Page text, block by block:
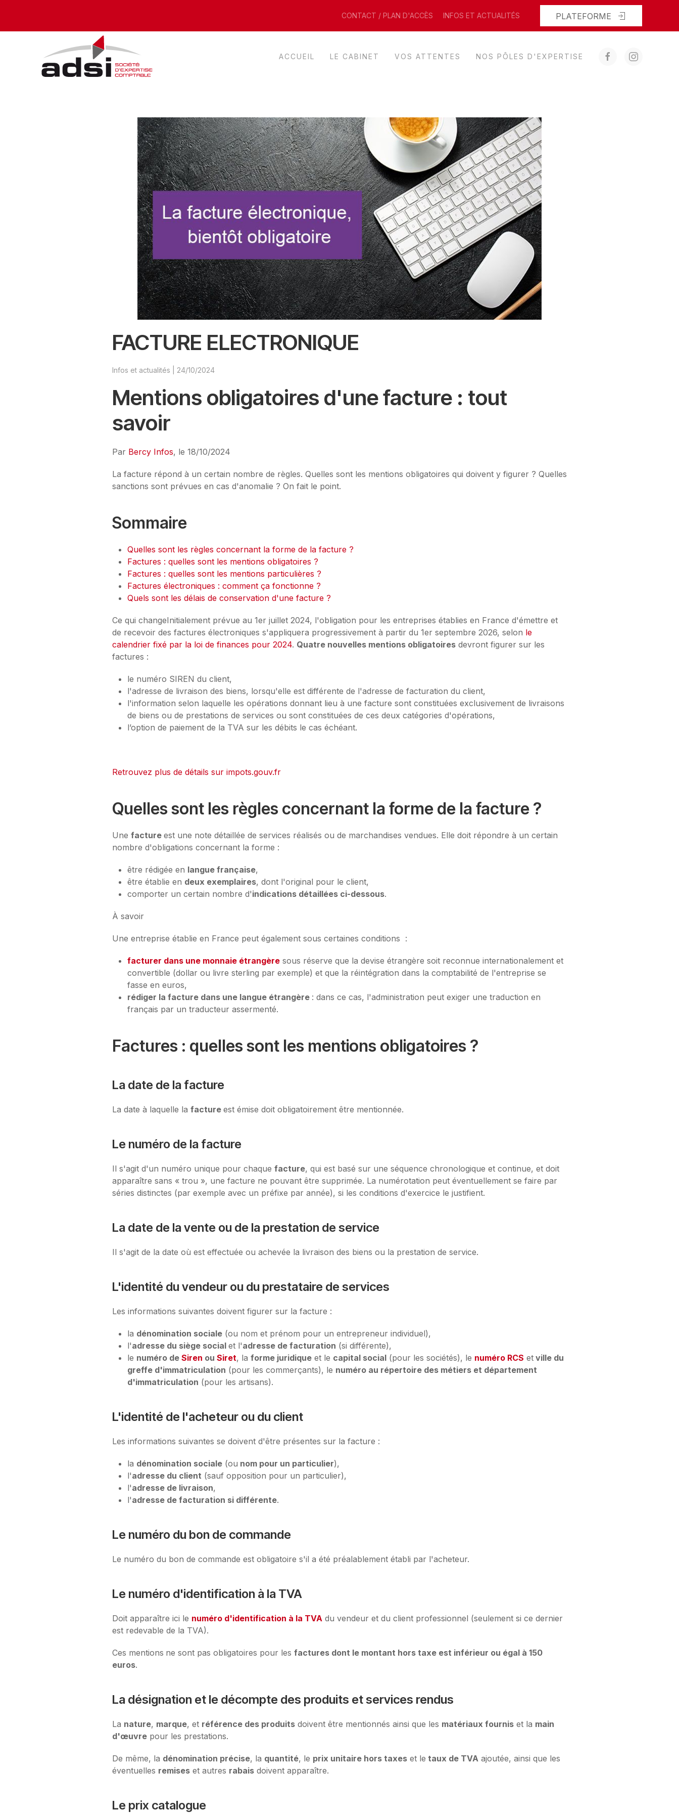
CONTACT / PLAN D'ACCÈS INFOS ET ACTUALITÉS PLATEFORME
ACCUEIL LE CABINET VOS ATTENTES NOS PÔLES D'EXPERTISE
FACTURE ELECTRONIQUE
Infos et actualités 24/10/2024
Mentions obligatoires d'une facture : tout
savoir
Par Bercy Infos, le 18/10/2024
La facture répond à un certain nombre de règles. Quelles sont les mentions obligatoires qui doivent y figurer ? Quelles
sanctions sont prévues en cas d'anomalie ? On fait le point.
Sommaire
Quelles sont les règles concernant la forme de la facture ?
Factures : quelles sont les mentions obligatoires ?
Factures : quelles sont les mentions particulières ?
Factures électroniques : comment ça fonctionne ?
Quels sont les délais de conservation d'une facture ?
Ce qui changeInitialement prévue au 1er juillet 2024, l'obligation pour les entreprises établies en France d'émettre et
de recevoir des factures électroniques s'appliquera progressivement à partir du 1er septembre 2026, selon le
calendrier fixé par la loi de finances pour 2024. Quatre nouvelles mentions obligatoires devront figurer sur les
factures :
le numéro SIREN du client,
l'adresse de livraison des biens, lorsqu'elle est différente de l'adresse de facturation du client,
l'information selon laquelle les opérations donnant lieu à une facture sont constituées exclusivement de livraisons
de biens ou de prestations de services ou sont constituées de ces deux catégories d'opérations,
l’option de paiement de la TVA sur les débits le cas échéant.
Retrouvez plus de détails sur impots.gouv.fr
Quelles sont les règles concernant la forme de la facture ?
Une facture est une note détaillée de services réalisés ou de marchandises vendues. Elle doit répondre à un certain
nombre d'obligations concernant la forme :
être rédigée en langue française,
être établie en deux exemplaires, dont l'original pour le client,
comporter un certain nombre d'indications détaillées ci-dessous.
À savoir
Une entreprise établie en France peut également sous certaines conditions :
facturer dans une monnaie étrangère sous réserve que la devise étrangère soit reconnue internationalement et
convertible (dollar ou livre sterling par exemple) et que la réintégration dans la comptabilité de l'entreprise se
fasse en euros,
rédiger la facture dans une langue étrangère : dans ce cas, l'administration peut exiger une traduction en
français par un traducteur assermenté.
Factures : quelles sont les mentions obligatoires ?
La date de la facture
La date à laquelle la facture est émise doit obligatoirement être mentionnée.
Le numéro de la facture
Il s'agit d'un numéro unique pour chaque facture, qui est basé sur une séquence chronologique et continue, et doit
apparaître sans « trou », une facture ne pouvant être supprimée. La numérotation peut éventuellement se faire par
séries distinctes (par exemple avec un préfixe par année), si les conditions d'exercice le justifient.
La date de la vente ou de la prestation de service
Il s'agit de la date où est effectuée ou achevée la livraison des biens ou la prestation de service.
L'identité du vendeur ou du prestataire de services
Les informations suivantes doivent figurer sur la facture :
la dénomination sociale (ou nom et prénom pour un entrepreneur individuel),
l'adresse du siège social et l'adresse de facturation (si différente),
le numéro de Siren ou Siret, la forme juridique et le capital social (pour les sociétés), le numéro RCS et ville du
greffe d'immatriculation (pour les commerçants), le numéro au répertoire des métiers et département
d'immatriculation (pour les artisans).
L'identité de l'acheteur ou du client
Les informations suivantes se doivent d'être présentes sur la facture :
la dénomination sociale (ou nom pour un particulier),
l'adresse du client (sauf opposition pour un particulier),
l'adresse de livraison,
l'adresse de facturation si différente.
Le numéro du bon de commande
Le numéro du bon de commande est obligatoire s'il a été préalablement établi par l'acheteur.
Le numéro d'identification à la TVA
Doit apparaître ici le numéro d'identification à la TVA du vendeur et du client professionnel (seulement si ce dernier
est redevable de la TVA).
Ces mentions ne sont pas obligatoires pour les factures dont le montant hors taxe est inférieur ou égal à 150
euros.
La désignation et le décompte des produits et services rendus
La nature, marque, et référence des produits doivent être mentionnés ainsi que les matériaux fournis et la main
d'œuvre pour les prestations.
De même, la dénomination précise, la quantité, le prix unitaire hors taxes et le taux de TVA ajoutée, ainsi que les
éventuelles remises et autres rabais doivent apparaître.
Le prix catalogue